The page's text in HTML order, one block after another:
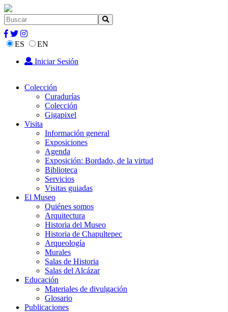
ES
EN
Iniciar Sesión
Colección
Curadurías
Colección
Gigapixel
Visita
Información general
Exposiciones
Agenda
Exposición: Bordado, de la virtud
Biblioteca
Servicios
Visitas guiadas
El Museo
Quiénes somos
Arquitectura
Historia del Museo
Historia de Chapultepec
Arqueología
Murales
Salas de Historia
Salas del Alcázar
Educación
Materiales de divulgación
Glosario
Publicaciones